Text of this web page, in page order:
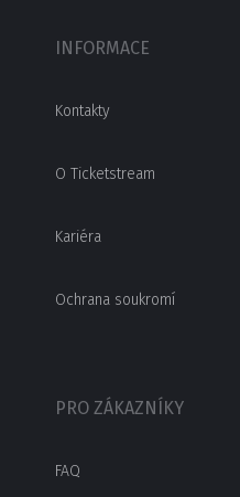
INFORMACE
Kontakty
O Ticketstream
Kariéra
Ochrana soukromí
PRO ZÁKAZNÍKY
FAQ